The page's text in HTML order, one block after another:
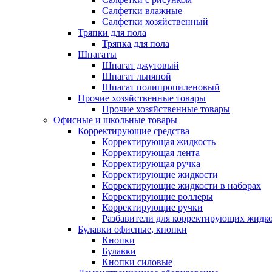
Салфетки влажные
Салфетки хозяйственный
Тряпки для пола
Тряпка для пола
Шпагаты
Шпагат джутовый
Шпагат льняной
Шпагат полипропиленовый
Прочие хозяйственные товары
Прочие хозяйственные товары
Офисные и школьные товары
Корректирующие средства
Корректирующая жидкость
Корректирующая лента
Корректирующая ручка
Корректирующие жидкости
Корректирующие жидкости в наборах
Корректирующие роллеры
Корректирующие ручки
Разбавители для корректирующих
Булавки офисные, кнопки
Кнопки
Булавки
Кнопки силовые